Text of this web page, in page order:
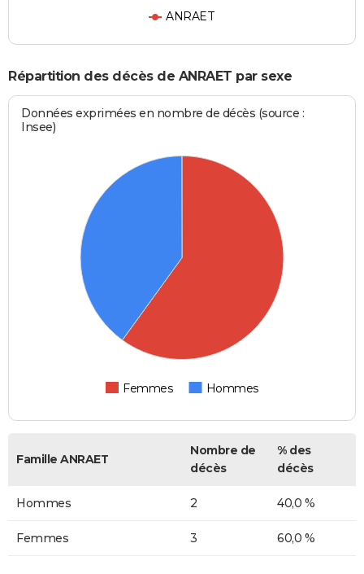
ANRAET
Répartition des décès de ANRAET par sexe
Données exprimées en nombre de décès (source :
Insee)
Femmes Hommes
Famille ANRAET
Nombre de
décès
% des
décès
Hommes 2 40,0 %
Femmes 3 60,0 %